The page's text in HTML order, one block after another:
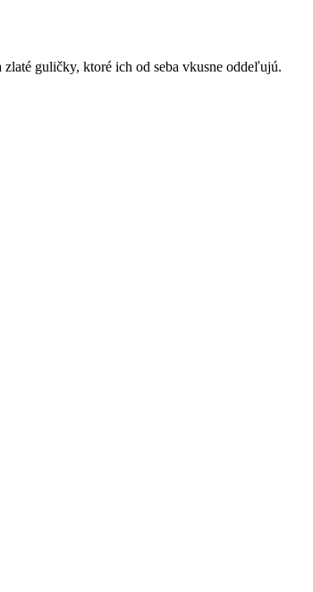
zlaté guličky, ktoré ich od seba vkusne oddeľujú.